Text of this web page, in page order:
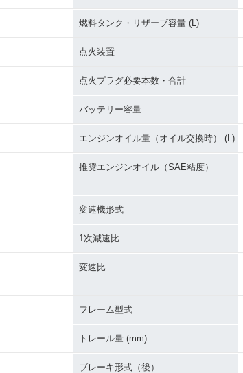
燃料タンク・リザーブ容量 (L)
点火装置
点火プラグ必要本数・合計
バッテリー容量
エンジンオイル量（オイル交換時） (L)
推奨エンジンオイル（SAE粘度）
変速機形式
1次減速比
変速比
フレーム型式
トレール量 (mm)
ブレーキ形式（後）